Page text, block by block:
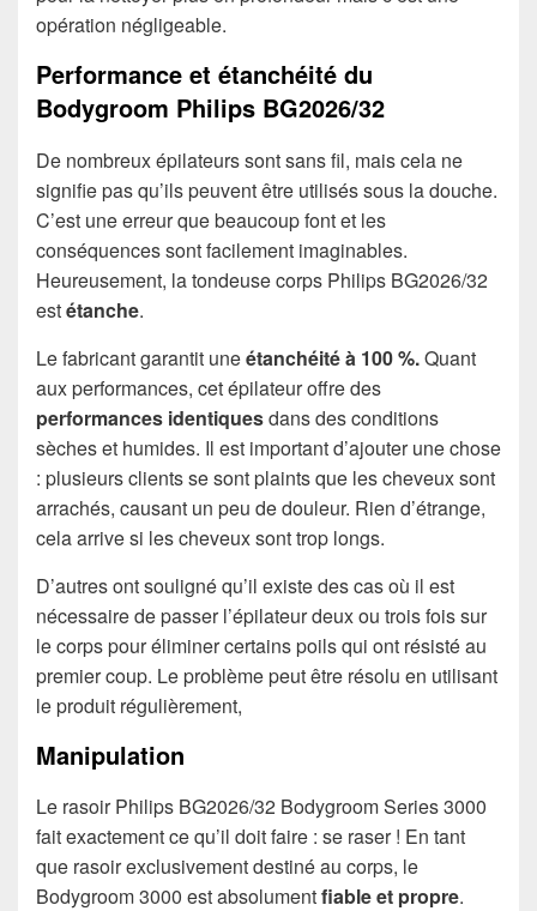
opération négligeable.
Performance et étanchéité du
Bodygroom Philips BG2026/32
De nombreux épilateurs sont sans fil, mais cela ne
signifie pas qu’ils peuvent être utilisés sous la douche.
C’est une erreur que beaucoup font et les
conséquences sont facilement imaginables.
Heureusement, la tondeuse corps Philips BG2026/32
estétanche.
Le fabricant garantit uneétanchéité à 100 %.Quant
aux performances, cet épilateur offre des
performances identiquesdans des conditions
sèches et humides. Il est important d’ajouter une chose
: plusieurs clients se sont plaints que les cheveux sont
arrachés, causant un peu de douleur. Rien d’étrange,
cela arrive si les cheveux sont trop longs.
D’autres ont souligné qu’il existe des cas où il est
nécessaire de passer l’épilateur deux ou trois fois sur
le corps pour éliminer certains poils qui ont résisté au
premier coup. Le problème peut être résolu en utilisant
le produit régulièrement,
Manipulation
Le rasoir Philips BG2026/32 Bodygroom Series 3000
fait exactement ce qu’il doit faire : se raser ! En tant
que rasoir exclusivement destiné au corps, le
Bodygroom 3000 est absolumentfiable et propre.